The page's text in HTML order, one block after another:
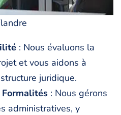
: Nous évaluons la
et vous aidons à
juridique.
: Nous gérons
administratives, y